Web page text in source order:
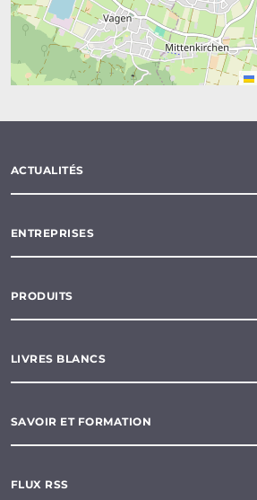
ACTUALITÉS
ENTREPRISES
PRODUITS
LIVRES BLANCS
SAVOIR ET FORMATION
FLUX RSS